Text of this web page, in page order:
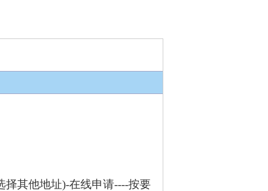
择其他地址)-在线申请----按要